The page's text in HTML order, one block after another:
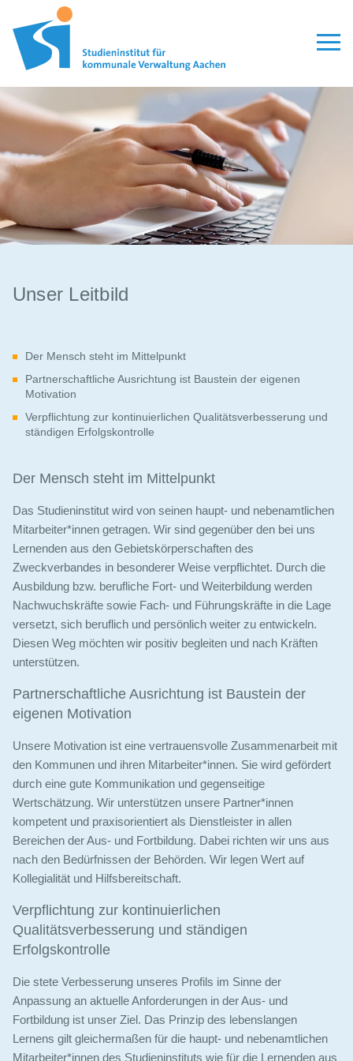
Unser Leitbild
Der Mensch steht im Mittelpunkt
Partnerschaftliche Ausrichtung ist Baustein der eigenen
Motivation
Verpflichtung zur kontinuierlichen Qualitätsverbesserung und
ständigen Erfolgskontrolle
Der Mensch steht im Mittelpunkt
Das Studieninstitut wird von seinen haupt- und nebenamtlichen
Mitarbeiter*innen getragen. Wir sind gegenüber den bei uns
Lernenden aus den Gebietskörperschaften des
Zweckverbandes in besonderer Weise verpflichtet. Durch die
Ausbildung bzw. berufliche Fort- und Weiterbildung werden
Nachwuchskräfte sowie Fach- und Führungskräfte in die Lage
versetzt, sich beruflich und persönlich weiter zu entwickeln.
Diesen Weg möchten wir positiv begleiten und nach Kräften
unterstützen.
Partnerschaftliche Ausrichtung ist Baustein der
eigenen Motivation
Unsere Motivation ist eine vertrauensvolle Zusammenarbeit mit
den Kommunen und ihren Mitarbeiter*innen. Sie wird gefördert
durch eine gute Kommunikation und gegenseitige
Wertschätzung. Wir unterstützen unsere Partner*innen
kompetent und praxisorientiert als Dienstleister in allen
Bereichen der Aus- und Fortbildung. Dabei richten wir uns aus
nach den Bedürfnissen der Behörden. Wir legen Wert auf
Kollegialität und Hilfsbereitschaft.
Verpflichtung zur kontinuierlichen
Qualitätsverbesserung und ständigen
Erfolgskontrolle
Die stete Verbesserung unseres Profils im Sinne der
Anpassung an aktuelle Anforderungen in der Aus- und
Fortbildung ist unser Ziel. Das Prinzip des lebenslangen
Lernens gilt gleichermaßen für die haupt- und nebenamtlichen
Mitarbeiter*innen des Studieninstituts wie für die Lernenden aus